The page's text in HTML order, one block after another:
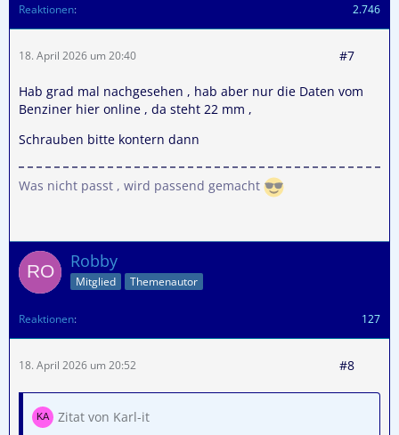
Reaktionen 2.746
18. April 2026 um 20:40 #7
Hab grad mal nachgesehen , hab aber nur die Daten vom
Benziner hier online , da steht 22 mm ,
Schrauben bitte kontern dann
Was nicht passt , wird passend gemacht
Robby
Mitglied Themenautor
Reaktionen 127
18. April 2026 um 20:52 #8
Zitat von Karl-it